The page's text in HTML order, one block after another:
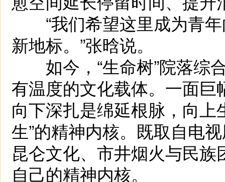
“我们希望这里成为青年
新地标。”张晗说。
如今，“生命树”院落综
有温度的文化载体。一面巨
向下深扎是绵延根脉，向上
生”的精神内核。既取自电
昆仑文化、市井烟火与民
自己的精神内核。